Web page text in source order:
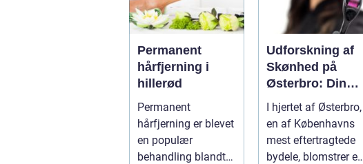
Permanent
hårfjerning i
hillerød
Permanent
hårfjerning er blevet
en populær
behandling blandt
Udforskning af
Skønhed på
Østerbro: Din
Destination for
Æstetiske
Behandlinger
I hjertet af Østerbro,
en af Københavns
mest eftertragtede
bydele, blomstrer et